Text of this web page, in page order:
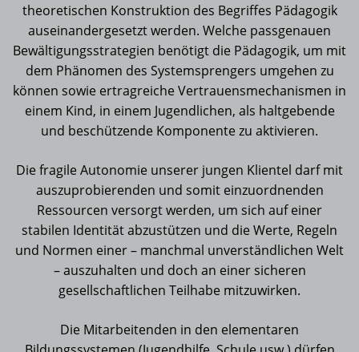
theoretischen Konstruktion des Begriffes Pädagogik
auseinandergesetzt werden. Welche passgenauen
Bewältigungsstrategien benötigt die Pädagogik, um mit
dem Phänomen des Systemsprengers umgehen zu
können sowie ertragreiche Vertrauensmechanismen in
einem Kind, in einem Jugendlichen, als haltgebende
und beschützende Komponente zu aktivieren.
Die fragile Autonomie unserer jungen Klientel darf mit
auszuprobierenden und somit einzuordnenden
Ressourcen versorgt werden, um sich auf einer
stabilen Identität abzustützen und die Werte, Regeln
und Normen einer – manchmal unverständlichen Welt
– auszuhalten und doch an einer sicheren
gesellschaftlichen Teilhabe mitzuwirken.
Die Mitarbeitenden in den elementaren